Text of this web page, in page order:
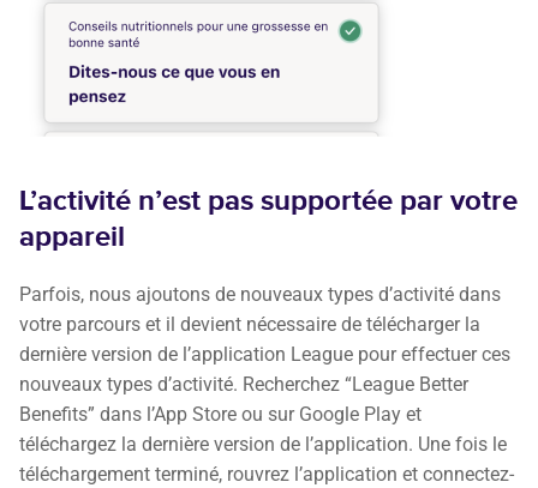
L’activité n’est pas supportée par votre
appareil
Parfois, nous ajoutons de nouveaux types d’activité dans
votre parcours et il devient nécessaire de télécharger la
dernière version de l’application League pour effectuer ces
nouveaux types d’activité. Recherchez “League Better
Benefits” dans l’App Store ou sur Google Play et
téléchargez la dernière version de l’application. Une fois le
téléchargement terminé, rouvrez l’application et connectez-